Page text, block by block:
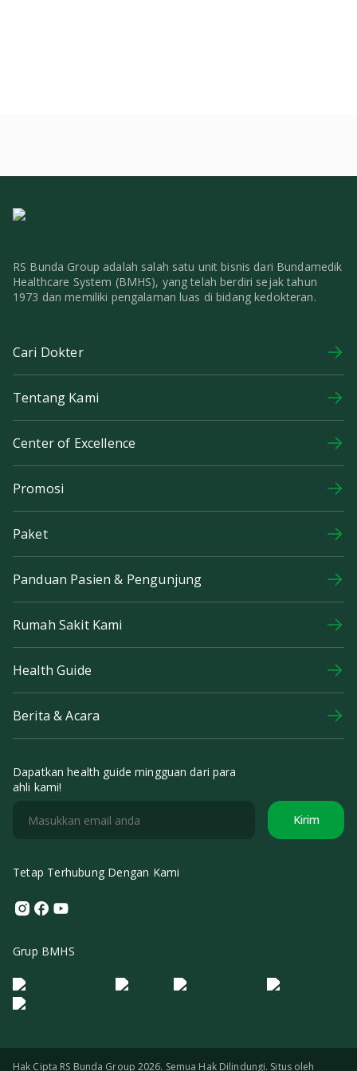
RS Bunda Group adalah salah satu unit bisnis dari Bundamedik
Healthcare System (BMHS), yang telah berdiri sejak tahun
1973 dan memiliki pengalaman luas di bidang kedokteran.
Cari Dokter
Tentang Kami
Center of Excellence
Promosi
Paket
Panduan Pasien & Pengunjung
Rumah Sakit Kami
Health Guide
Berita & Acara
Dapatkan health guide mingguan dari para
ahli kami!
Kirim
Tetap Terhubung Dengan Kami
Instagram
Facebook
Youtube
Grup BMHS
Logo Morula IFV Logo ER
Logo Diagnos
Logo IRSI
Hak Cipta RS Bunda Group 2026. Semua Hak Dilindungi. Situs oleh